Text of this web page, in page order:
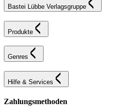
Bastei Lübbe Verlagsgruppe
Produkte
Genres
Hilfe & Services
Zahlungsmethoden